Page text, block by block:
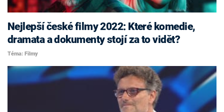
Nejlepší české filmy 2022: Které komedie,
dramata a dokumenty stojí za to vidět?
Téma: Filmy